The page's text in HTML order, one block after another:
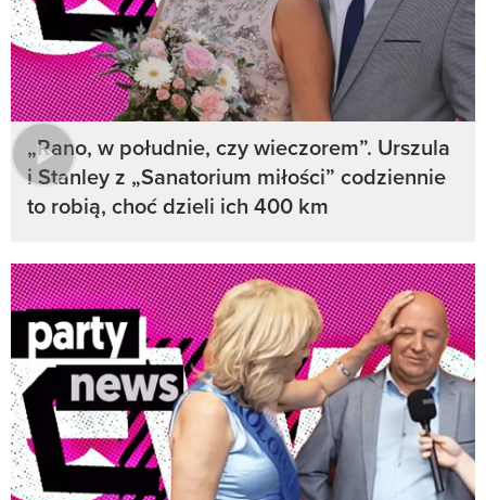
„Rano, w południe, czy wieczorem”. Urszula
i Stanley z „Sanatorium miłości” codziennie
to robią, choć dzieli ich 400 km